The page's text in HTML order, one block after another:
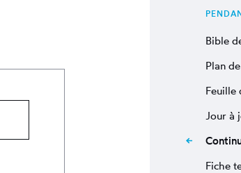
Bible
Plan
Feuille
Jour à
Fiche